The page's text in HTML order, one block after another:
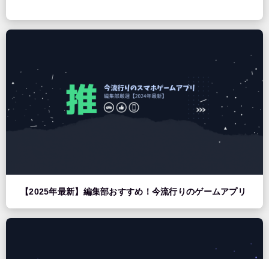
【2025年最新】編集部おすすめ！今流行りのゲームアプリ